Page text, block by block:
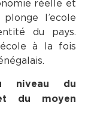
réelle et
l’ecole
du pays.
école à la fois
niveau du
du moyen